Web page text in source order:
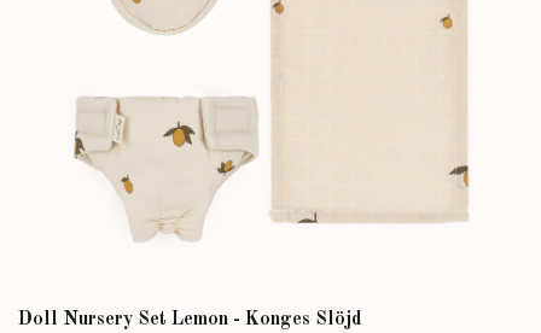
Doll Nursery Set Lemon - Konges Slöjd